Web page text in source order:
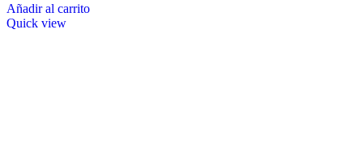
Añadir al carrito
Quick view